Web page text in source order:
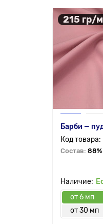
215 гр/
Барби —
Состав: 88%
от 6 мп
от 30 мп